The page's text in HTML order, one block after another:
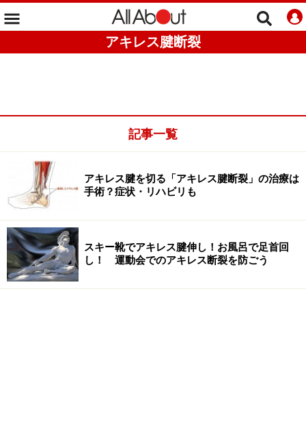
アキレス腱断裂
記事一覧
アキレス腱を切る「アキレス腱断裂」の治療は
手術？症状・リハビリも
スキー靴でアキレス腱伸し！お風呂で足首回
し！ 運動会でのアキレス断裂を防ごう